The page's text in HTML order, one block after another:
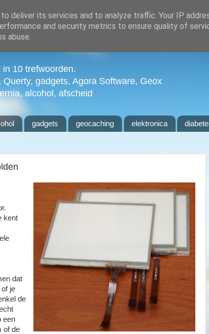
10 trefwoorden.
gadgets, Agora Software, Geox
alcohol, afscheid
gadgets geocaching elektronica
kent
dat
je
de
een
of de
deliver its services and to analyze traffic. Your IP
and security metrics to ensure quality of
abuse.